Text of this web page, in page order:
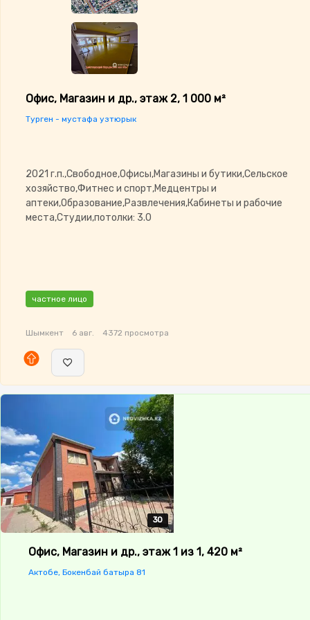
Офис, Магазин и др., этаж 2, 1 000 м²
Турген - мустафа узтюрык
2021 г.п.,Свободное,Офисы,Магазины и бутики,Сельское
хозяйство,Фитнес и спорт,Медцентры и
аптеки,Образование,Развлечения,Кабинеты и рабочие
места,Студии,потолки: 3.0
частное лицо
Шымкент 6 авг. 4372 просмотра
30
30
30
30
30
Офис, Магазин и др., этаж 1 из 1, 420 м²
Актобе, Бокенбай батыра 81